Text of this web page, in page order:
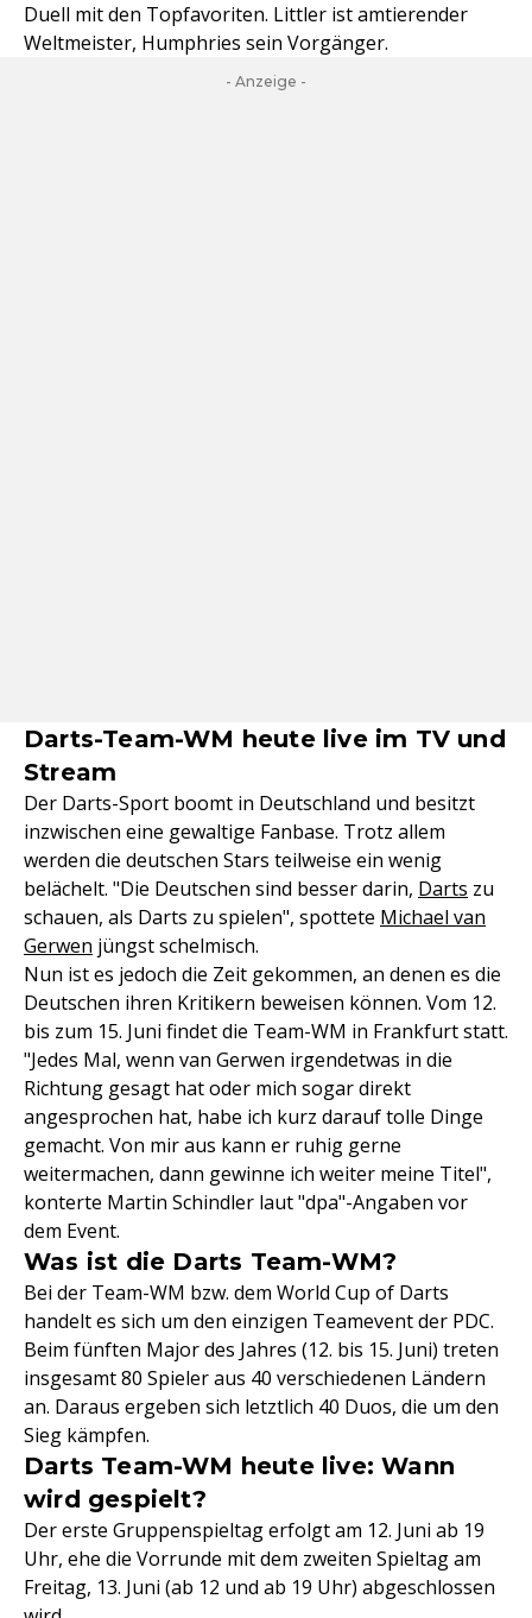
Duell mit den Topfavoriten. Littler ist amtierender
Weltmeister, Humphries sein Vorgänger.
- Anzeige -
Darts-Team-WM heute live im TV und
Stream
Der Darts-Sport boomt in Deutschland und besitzt
inzwischen eine gewaltige Fanbase. Trotz allem
werden die deutschen Stars teilweise ein wenig
belächelt. "Die Deutschen sind besser darin, Darts zu
schauen, als Darts zu spielen", spottete Michael van
Gerwen jüngst schelmisch.
Nun ist es jedoch die Zeit gekommen, an denen es die
Deutschen ihren Kritikern beweisen können. Vom 12.
bis zum 15. Juni findet die Team-WM in Frankfurt statt.
"Jedes Mal, wenn van Gerwen irgendetwas in die
Richtung gesagt hat oder mich sogar direkt
angesprochen hat, habe ich kurz darauf tolle Dinge
gemacht. Von mir aus kann er ruhig gerne
weitermachen, dann gewinne ich weiter meine Titel",
konterte Martin Schindler laut "dpa"-Angaben vor
dem Event.
Was ist die Darts Team-WM?
Bei der Team-WM bzw. dem World Cup of Darts
handelt es sich um den einzigen Teamevent der PDC.
Beim fünften Major des Jahres (12. bis 15. Juni) treten
insgesamt 80 Spieler aus 40 verschiedenen Ländern
an. Daraus ergeben sich letztlich 40 Duos, die um den
Sieg kämpfen.
Darts Team-WM heute live: Wann
wird gespielt?
Der erste Gruppenspieltag erfolgt am 12. Juni ab 19
Uhr, ehe die Vorrunde mit dem zweiten Spieltag am
Freitag, 13. Juni (ab 12 und ab 19 Uhr) abgeschlossen